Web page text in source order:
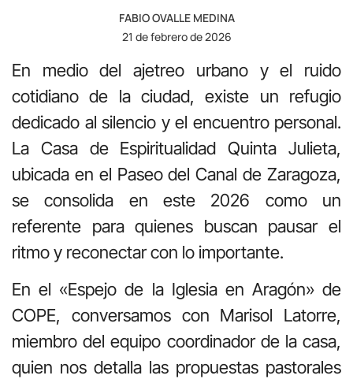
FABIO OVALLE MEDINA
21 de febrero de 2026
En medio del ajetreo urbano y el ruido
cotidiano de la ciudad, existe un refugio
dedicado al silencio y el encuentro personal.
La Casa de Espiritualidad Quinta Julieta,
ubicada en el Paseo del Canal de Zaragoza,
se consolida en este 2026 como un
referente para quienes buscan pausar el
ritmo y reconectar con lo importante.
En el «Espejo de la Iglesia en Aragón» de
COPE, conversamos con Marisol Latorre,
miembro del equipo coordinador de la casa,
quien nos detalla las propuestas pastorales